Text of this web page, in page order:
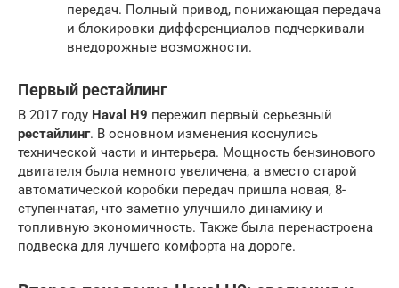
передач. Полный привод, понижающая передача
и блокировки дифференциалов подчеркивали
внедорожные возможности.
Первый рестайлинг
В 2017 году Haval H9 пережил первый серьезный
рестайлинг. В основном изменения коснулись
технической части и интерьера. Мощность бензинового
двигателя была немного увеличена, а вместо старой
автоматической коробки передач пришла новая, 8-
ступенчатая, что заметно улучшило динамику и
топливную экономичность. Также была перенастроена
подвеска для лучшего комфорта на дороге.